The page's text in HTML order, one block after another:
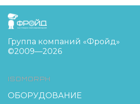
FreudGroup
Группа компаний «Фройд»
©2009—2026
ISOMORPH
ОБОРУДОВАНИЕ